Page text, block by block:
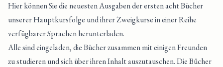
Hier können Sie die neuesten Ausgaben der ersten acht Bücher
unserer Hauptkursfolge und ihrer Zweigkurse in einer Reihe
verfügbarer Sprachen herunterladen.
Alle sind eingeladen, die Bücher zusammen mit einigen Freunden
zu studieren und sich über ihren Inhalt auszutauschen. Die Bücher